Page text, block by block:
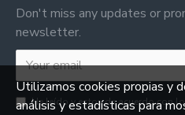
Don't miss any updates or
newsletter.
He leído y estoy de acuerdo con
Utilizamos cookies propias y
análisis y estadísticas para